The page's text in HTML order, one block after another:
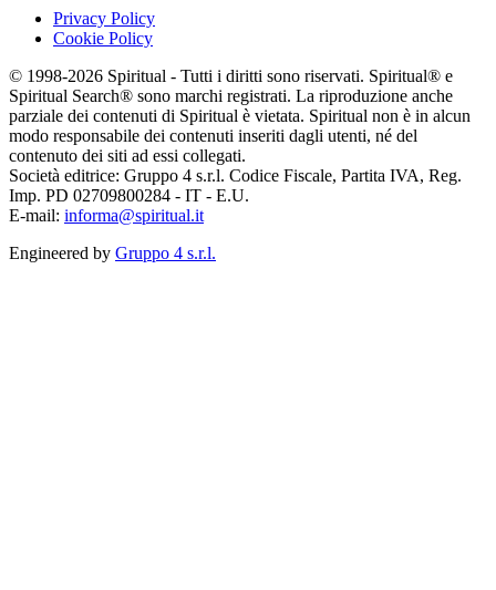
Privacy Policy
Cookie Policy
© 1998-2026 Spiritual - Tutti i diritti sono riservati. Spiritual® e
Spiritual Search® sono marchi registrati. La riproduzione anche
parziale dei contenuti di Spiritual è vietata. Spiritual non è in alcun
modo responsabile dei contenuti inseriti dagli utenti, né del
contenuto dei siti ad essi collegati.
Società editrice: Gruppo 4 s.r.l. Codice Fiscale, Partita IVA, Reg.
Imp. PD 02709800284 - IT - E.U.
E-mail: informa@spiritual.it
Engineered by Gruppo 4 s.r.l.